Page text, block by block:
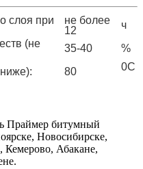
слоя при
не более
12
ч
(не
35-40
%
80 0С
Праймер битумный
Новосибирске,
Кемерово, Абакане,